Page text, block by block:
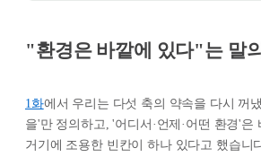
"환경은 바깥에 있다"는 말
1화에서 우리는 다섯 축의 약속을 다시 꺼
을'만 정의하고, '어디서·언제·어떤 환경'
거기에 조용한 빈칸이 하나 있다고 했습니